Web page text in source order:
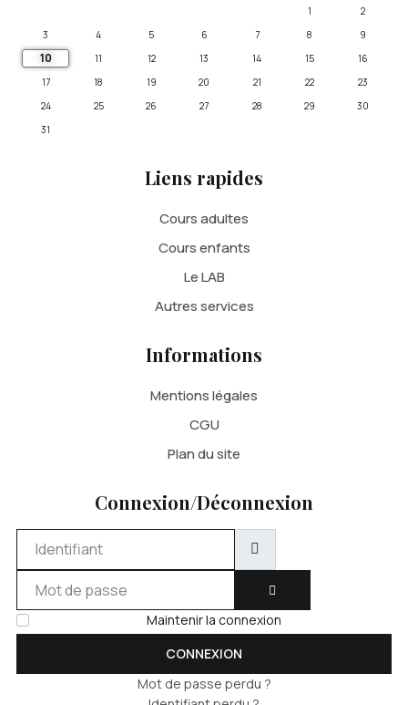
1
2
3
4 5 6 7 8 9
10 11 12 13 14 15
16
17
18 19 20 21 22
23
24
25 26 27 28 29
30
31
Liens rapides
Cours adultes
Cours enfants
Le LAB
Autres services
Informations
Mentions légales
CGU
Plan du site
Connexion/Déconnexion
AFFICHER LE MOT DE
Maintenir la connexion
CONNEXION
Mot de passe perdu ?